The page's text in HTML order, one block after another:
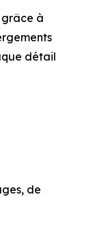
grâce à
détail
de